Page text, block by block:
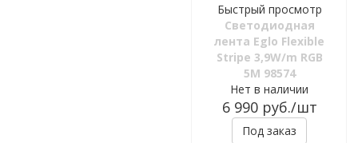
Быстрый просмотр
Светодиодная
лента Eglo Flexible
Stripe 3,9W/m RGB
5M 98574
Нет в наличии
6 990руб./шт
Под заказ